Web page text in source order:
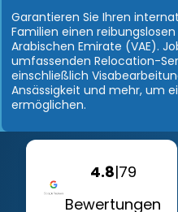
Garantieren Sie Ihren
Familien einen
Arabischen Emirate (VAE).
umfassenden Relocation-
einschließlich
Ansässigkeit und mehr, um
ermöglichen.
4.8|79
Bewertungen